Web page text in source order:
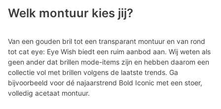
Welk montuur kies jij?
Van een gouden bril tot een transparant montuur en van rond
tot cat eye: Eye Wish biedt een ruim aanbod aan. Wij weten als
geen ander dat brillen mode-items zijn en hebben daarom een
collectie vol met brillen volgens de laatste trends. Ga
bijvoorbeeld voor dé najaarstrend Bold Iconic met een stoer,
volledig acetaat montuur.